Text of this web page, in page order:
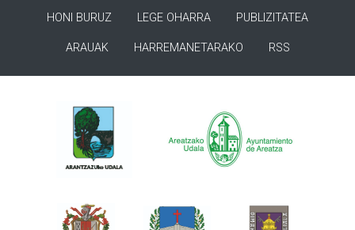
HONI BURUZ LEGE OHARRA PUBLIZITATEA
ARAUAK HARREMANETARAKO RSS